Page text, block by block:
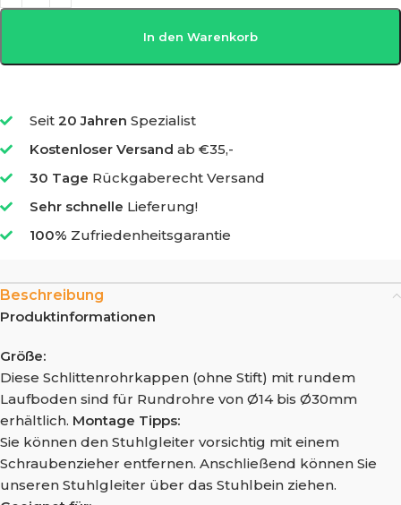
In den Warenkorb
Seit 20 Jahren Spezialist
Kostenloser Versand ab €35,-
30 Tage Rückgaberecht Versand
Sehr schnelle Lieferung!
100% Zufriedenheitsgarantie
Beschreibung
Produktinformationen
Größe:
Diese Schlittenrohrkappen (ohne Stift) mit rundem
Laufboden sind für Rundrohre von Ø14 bis Ø30mm
erhältlich. Montage Tipps:
Sie können den Stuhlgleiter vorsichtig mit einem
Schraubenzieher entfernen. Anschließend können Sie
unseren Stuhlgleiter über das Stuhlbein ziehen.